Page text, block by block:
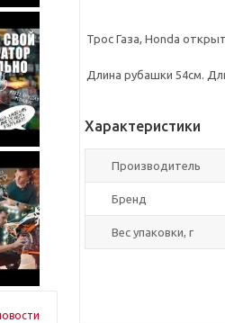
Трос Газа, Honda
Длина рубашки 54см.
Характеристики
Производитель
Бренд
Вес упаковки, г